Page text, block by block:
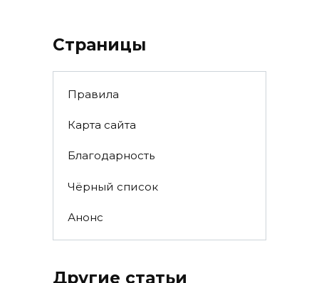
Страницы
Правила
Карта сайта
Благодарность
Чёрный список
Анонс
Другие статьи